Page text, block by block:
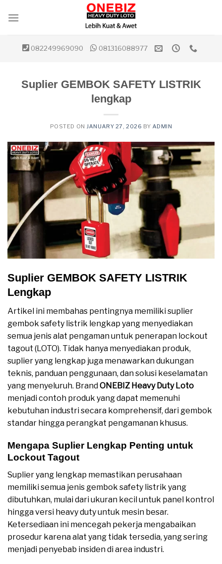
082249969090 081316088977
Suplier GEMBOK SAFETY LISTRIK
lengkap
POSTED ON JANUARY 27, 2026 BY ADMIN
Suplier GEMBOK SAFETY LISTRIK
Lengkap
Artikel ini membahas pentingnya memiliki suplier
gembok safety listrik lengkap yang menyediakan
semua jenis alat pengaman untuk penerapan lockout
tagout (LOTO). Tidak hanya menyediakan produk,
suplier yang lengkap juga menawarkan dukungan
teknis, panduan penggunaan, dan solusi keselamatan
yang menyeluruh. Brand ONEBIZ Heavy Duty Loto
menjadi contoh produk yang dapat memenuhi
kebutuhan industri secara komprehensif, dari gembok
standar hingga perangkat pengamanan khusus.
Mengapa Suplier Lengkap Penting untuk
Lockout Tagout
Suplier yang lengkap memastikan perusahaan
memiliki semua jenis gembok safety listrik yang
dibutuhkan, mulai dari ukuran kecil untuk panel kontrol
hingga versi heavy duty untuk mesin besar.
Ketersediaan ini mencegah pekerja mengabaikan
prosedur karena alat yang tidak tersedia, yang sering
menjadi penyebab insiden di area industri.